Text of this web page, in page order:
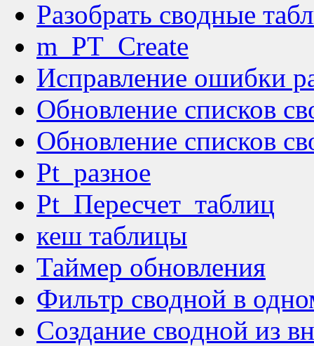
Разобрать сводные
m_PT_Create
Исправление ошибки
Обновление списков
Обновление списков
Pt_разное
Pt_Пересчет_таблиц
кеш таблицы
Таймер обновления
Фильтр сводной в
Создание сводной из